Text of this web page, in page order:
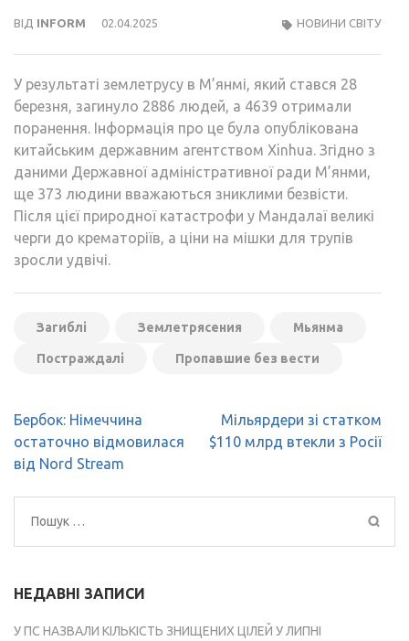
ВІД INFORM 02.04.2025 НОВИНИ СВІТУ
У результаті землетрусу в М’янмі, який стався 28
березня, загинуло 2886 людей, а 4639 отримали
поранення. Інформація про це була опублікована
китайським державним агентством Xinhua. Згідно з
даними Державної адміністративної ради М’янми,
ще 373 людини вважаються зниклими безвісти.
Після цієї природної катастрофи у Мандалаї великі
черги до крематоріїв, а ціни на мішки для трупів
зросли удвічі.
Загиблі Землетрясения Мьянма
Постраждалі Пропавшие без вести
Навігація
записів
Бербок: Німеччина
остаточно відмовилася
від Nord Stream
Мільярдери зі статком
$110 млрд втекли з Росії
Пошук:
НЕДАВНІ ЗАПИСИ
У ПС НАЗВАЛИ КІЛЬКІСТЬ ЗНИЩЕНИХ ЦІЛЕЙ У ЛИПНІ